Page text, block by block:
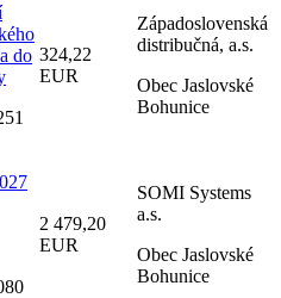
do 324,22
EUR
Západoslovenská
distribučná, a.s.
Obec Jaslovské
Bohunice
2 479,20
EUR
SOMI Systems
a.s.
Obec Jaslovské
Bohunice